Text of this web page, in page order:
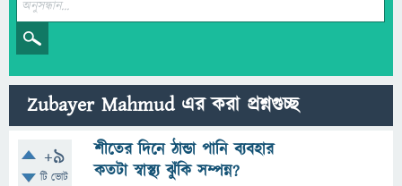
Zubayer Mahmud এর করা প্রশ্নগুচ্ছ
+9
টি ভোট
শীতের দিনে ঠান্ডা পানি ব্যবহার
কতটা স্বাস্থ্য ঝুঁকি সম্পন্ন?